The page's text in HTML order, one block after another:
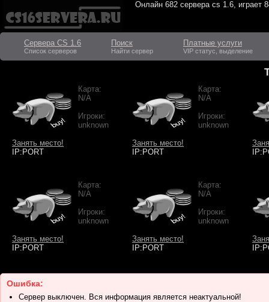
Онлайн 682 сервера cs 1.6, играет
Сервера CS 1.6
Список серверов
Поиск
Найти сервер
Платные услуги
VIP статус, выделение
Карта:
N/A
Игроки:
unknown
Занять место!
IP:PORT
Карта:
N/A
Игроки:
unknown
Занять место!
IP:PORT
Карта:
N/A
Игроки:
unknown
Занять место!
IP:PORT
Карта:
N/A
Игроки:
unknown
Занять место!
IP:PORT
Ошибка:
Сервер выключен. Вся информация является неактуальной!